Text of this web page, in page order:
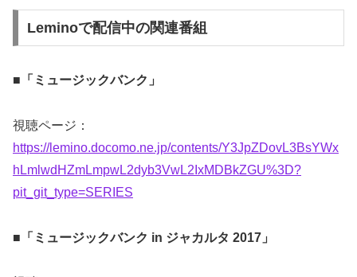
Leminoで配信中の関連番組
■「ミュージックバンク」
視聴ページ：
https://lemino.docomo.ne.jp/contents/Y3JpZDovL3BsYWx
hLmlwdHZmLmpwL2dyb3VwL2IxMDBkZGU%3D?
pit_git_type=SERIES
■「ミュージックバンク in ジャカルタ 2017」